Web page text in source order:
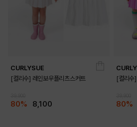
DETAILS
CURLYSUE
[컬리수] 레인보우플리츠스커트
80% 8,100
[컬리수
80%